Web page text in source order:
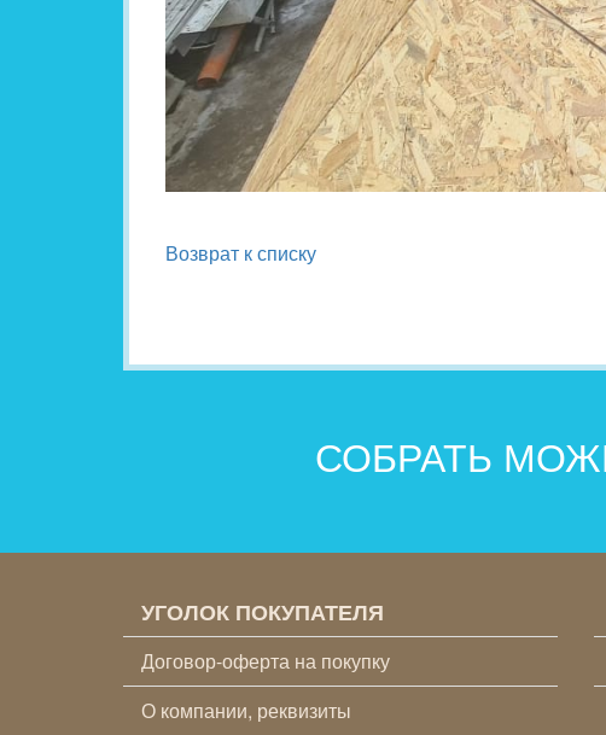
Возврат к списку
СОБРАТЬ
УГОЛОК ПОКУПАТЕЛЯ
Договор-оферта на покупку
О компании, реквизиты